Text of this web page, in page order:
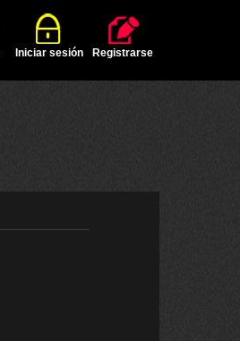
Iniciar sesión Registrarse